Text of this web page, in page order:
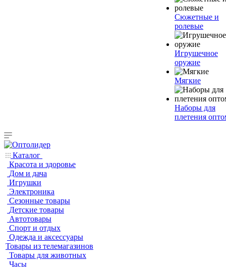
Сюжетные и
ролевые
Игрушечное
оружие
Мягкие
Наборы для
плетения
Каталог
Красота и здоровье
Дом и дача
Игрушки
Электроника
Сезонные товары
Детские товары
Автотовары
Спорт и отдых
Одежда и аксессуары
Товары из телемагазинов
Товары для животных
Часы